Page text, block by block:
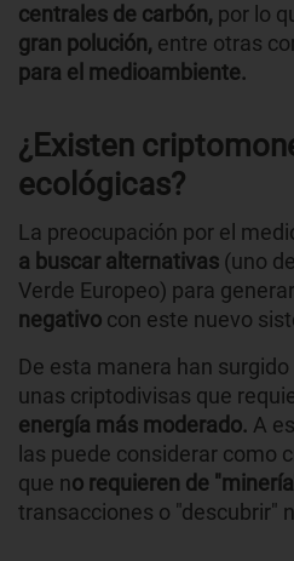
centrales de carbón, por lo
gran polución, entre otras
para el medioambiente.
¿Existen
ecológicas?
La preocupación por el
a buscar alternativas (uno
Verde Europeo) para
negativo con este nuevo
De esta manera han
unas criptodivisas que
energía más moderado. A
las puede considerar como
que no requieren de
transacciones o "descubrir"